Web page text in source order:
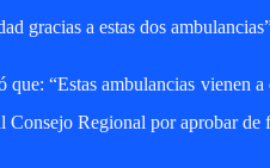
gracias a estas dos
“Estas ambulancias vienen
Regional por aprobar de